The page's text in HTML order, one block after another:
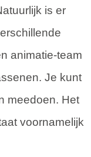
is er
animatie-team
Je kunt
meedoen. Het
voornamelijk